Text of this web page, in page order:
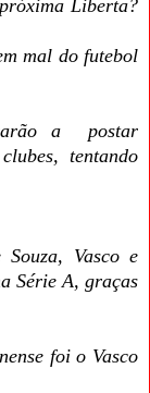
Liberta?
mal do futebol
a postar
tentando
Vasco e
Série A, graças
foi o Vasco